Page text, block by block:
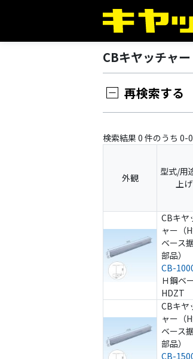
CBキヤッチャ
再検索する
検索結果 0 件のうち 0-
外観
型式/用
上げ
CBキヤ
ャー（
ベース
部品）
CB-
Ｈ鋼ベ
HDZT
CBキヤ
ャー（
ベース
部品）
CB-